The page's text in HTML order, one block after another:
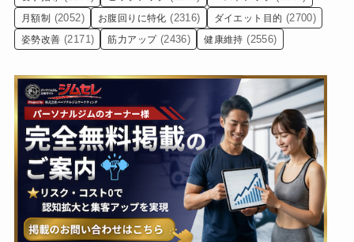
月額制 (2052) お腹回りに特化 (2316) ダイエット目的 (2700)
姿勢改善 (2171) 筋力アップ (2436) 健康維持 (2556)